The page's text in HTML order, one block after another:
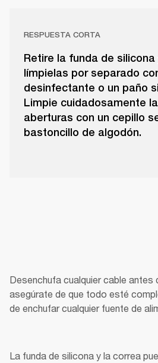
RESPUESTA CORTA
Retire la funda de silicona
límpielas por separado
desinfectante o un paño
Limpie cuidadosamente
aberturas con un cepillo
bastoncillo de algodón.
Desenchufa cualquier cable antes
asegúrate de que todo esté
de enchufar cualquier fuente de
La funda de silicona y la correa